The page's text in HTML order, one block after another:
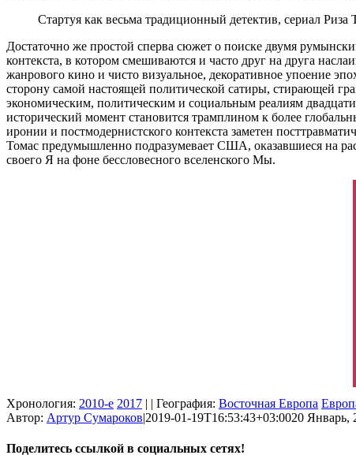
Стартуя как весьма традиционный детектив, сериал
Достаточно же простой сперва сюжет о поиске двумя
контекста, в котором смешиваются и часто друг на друга
жанрового кино и чисто визуальное, декоративное упоение
сторону самой настоящей политической сатиры, стирающей
экономическим, политическим и социальным реалиям
исторический момент становится трамплином к более
иронии и постмодернистского контекста заметен
Томас предумышленно подразумевает США, оказавшиеся на
своего Я на фоне бессловесного вселенского Мы.
Хронология: 2010-е 2017 | | География: Восточная Европа
Автор: Артур Сумароков|2019-01-19T16:53:43+03:0020 Январь,
Поделитесь ссылкой в социальных сетях!